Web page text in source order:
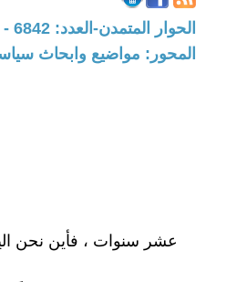
الحوار المتمدن-العدد: 6842 - 2021 / 3 / 16 - 19:17
المحور: مواضيع وابحاث
عشر سنوات ، فأين نحن